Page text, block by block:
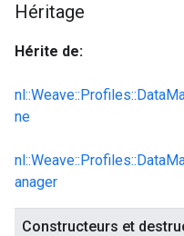
Héritage
Hérite de:
ne
anager
Constructeurs et